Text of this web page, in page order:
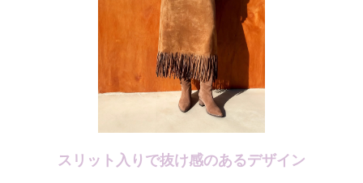
スリット入りで抜け感のあるデザイン